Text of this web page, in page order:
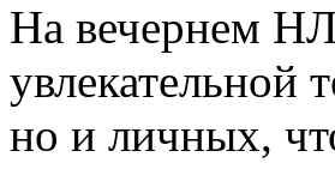
На вечернем
увлекательной
но и личных,